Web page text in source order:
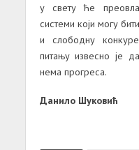
у свету ће
системи који могу
и слободну
питању извесно је
нема
Данило Шуковић